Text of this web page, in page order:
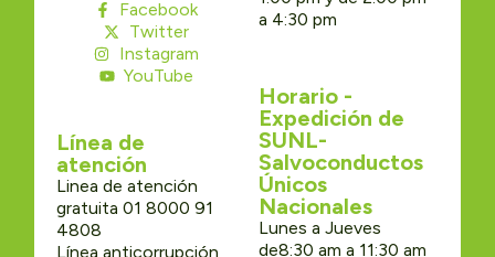
Facebook
Twitter
Instagram
YouTube
Línea de
atención
Linea de atención
gratuita 01 8000 91
4808
Línea anticorrupción
a 4:30 pm
Horario -
Expedición de
SUNL-
Salvoconductos
Únicos
Nacionales
Lunes a Jueves
de8:30 am a 11:30 am